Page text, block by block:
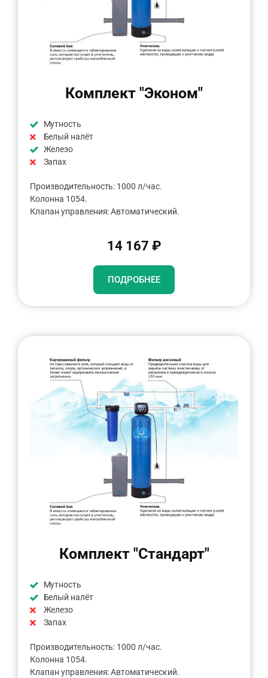
Комплект "Эконом"
Мутность
Белый налёт
Железо
Запах
Производительность: 1000 л/час.
Колонна 1054.
Клапан управления: Автоматический.
14 167 ₽
ПОДРОБНЕЕ
Комплект "Стандарт"
Мутность
Белый налёт
Железо
Запах
Производительность: 1000 л/час.
Колонна 1054.
Клапан управления: Автоматический.